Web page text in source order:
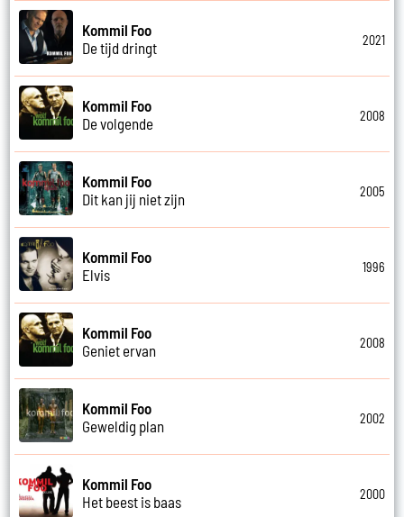
Kommil Foo
De tijd dringt
2021
Kommil Foo
De volgende
2008
Kommil Foo
Dit kan jij niet zijn
2005
Kommil Foo
Elvis
1996
Kommil Foo
Geniet ervan
2008
Kommil Foo
Geweldig plan
2002
Kommil Foo
Het beest is baas
2000